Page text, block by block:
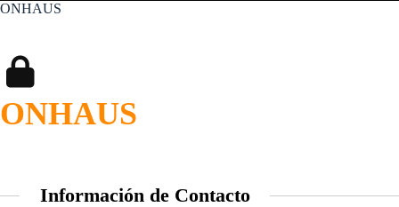
ONHAUS
ONHAUS
Información de Contacto